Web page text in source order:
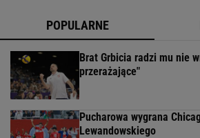
POPULARNE
Brat Grbicia radzi mu nie
przerażające"
Pucharowa wygrana
Lewandowskiego